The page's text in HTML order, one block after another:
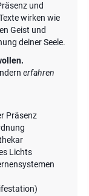
und
wirken wie
Geist und
deiner Seele.
erfahren
Präsenz
Lichts